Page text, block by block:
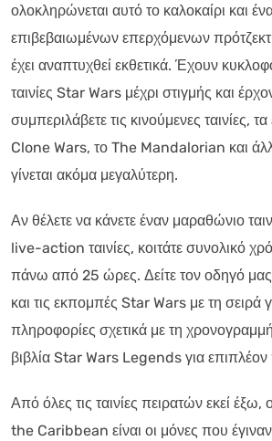
ολοκληρώνεται αυτό το καλοκαίρι και
επιβεβαιωμένων επερχόμενων
έχει αναπτυχθεί εκθετικά. Έχουν
ταινίες Star Wars μέχρι στιγμής και
συμπεριλάβετε τις κινούμενες ταινίες,
Clone Wars, το The Mandalorian και
γίνεται ακόμα μεγαλύτερη.
Αν θέλετε να κάνετε έναν μαραθώνιο
live-action ταινίες, κοιτάτε συνολικό
πάνω από 25 ώρες. Δείτε τον οδηγό μας
και τις εκπομπές Star Wars με τη σειρά
πληροφορίες σχετικά με τη
βιβλία Star Wars Legends για
Από όλες τις ταινίες πειρατών εκεί έξω,
the Caribbean είναι οι μόνες που